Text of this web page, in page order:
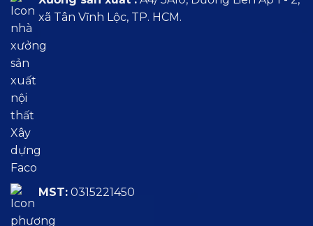
xã Tân Vĩnh Lộc, TP. HCM.
MST: 0315221450